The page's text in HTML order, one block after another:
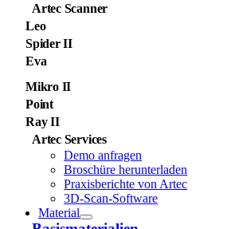
Artec Scanner
Leo
Spider II
Eva
Mikro II
Point
Ray II
Artec Services
Demo anfragen
Broschüre herunterladen
Praxisberichte von Artec
3D-Scan-Software
Material